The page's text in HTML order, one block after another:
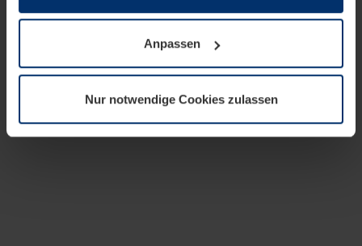
wenn diese für den Betrieb dieser Seite unbedingt
notwendig sind. Für alle anderen Cookie-Typen benötigen
wir Ihre Erlaubnis. Ihre Einwilligung können Sie jederzeit
Datenschutzerklärungunserer Website ändern oder
widerrufen.
Anpassen
Nur notwendige Cookies zulassen